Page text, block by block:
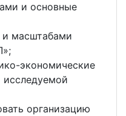
и основные
и масштабами
экономические
исследуемой
организацию